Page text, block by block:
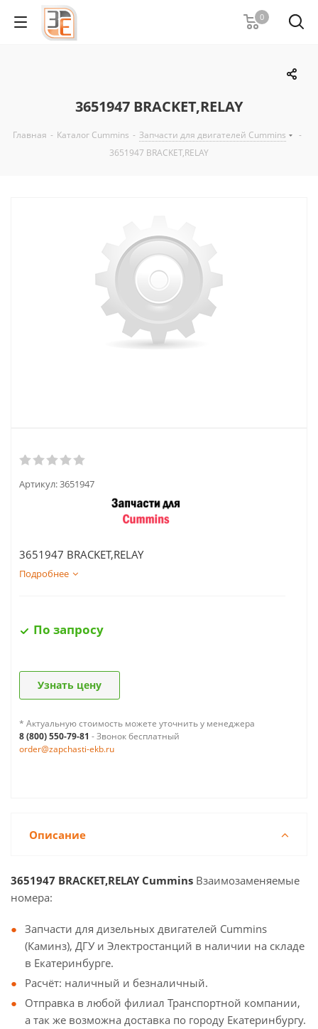
0
3651947 BRACKET,RELAY
Главная - Каталог Cummins - Запчасти для двигателей Cummins
-
3651947 BRACKET,RELAY
Артикул:3651947
3651947 BRACKET,RELAY
Подробнее
По запросу
Узнать цену
* Актуальную стоимость можете уточнить у менеджера
8 (800) 550-79-81 - Звонок бесплатный
order@zapchasti-ekb.ru
Описание
3651947 BRACKET,RELAY Cummins Взаимозаменяемые
номера:
Запчасти для дизельных двигателей Cummins
(Каминз), ДГУ и Электростанций в наличии на складе
в Екатеринбурге.
Расчёт: наличный и безналичный.
Отправка в любой филиал Транспортной компании,
а так же возможна доставка по городу Екатеринбургу.